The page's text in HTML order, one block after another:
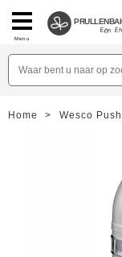
Menu
Home > Wesco